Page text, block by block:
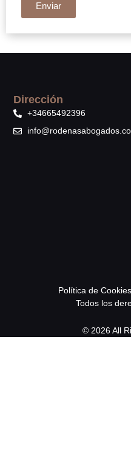
Enviar
Dirección
+34665492396
Política de Cookies
Todos los
© 2026 All